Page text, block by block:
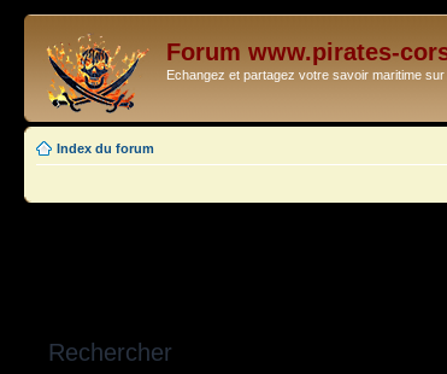
Forum www.pirates-
Echangez et partagez votre savoir maritime
Index du forum
Rechercher